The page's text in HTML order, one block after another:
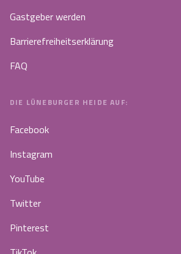
Gastgeber werden
Barrierefreiheitserklärung
FAQ
DIE LÜNEBURGER HEIDE AUF:
Facebook
Instagram
YouTube
Twitter
Pinterest